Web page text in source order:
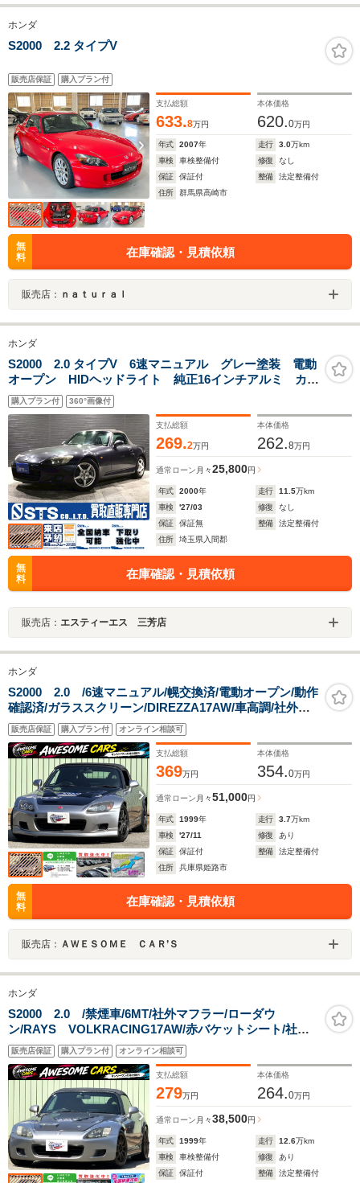
ホンダ
S2000 2.2 タイプV
販売店保証 購入プラン付
支払総額
633.8万円
本体価格
620.0万円
年式 2007年 走行 3.0万km
車検
車検整備付 修復
なし
保証
保証付 整備
法定整備付
住所
群馬県高崎市
無
料
在庫確認・見積依頼
販売店： ｎａｔｕｒａｌ
ホンダ
S2000 2.0 タイプV 6速マニュアル グレー塗装 電動
オープン HIDヘッドライト 純正16インチアルミ カロ
ッツェリアオーディオ ハーフレザーシート プッシュ
スタート リモコンキー ETC車載器 ユーザー様直接
仕入れ車両
購入プラン付 360°画像付
支払総額
269.2万円
本体価格
262.8万円
通常ローン 月々25,800円
年式 2000年 走行 11.5万km
車検
'27/03 修復
なし
保証
保証無 整備
法定整備付
住所
埼玉県入間郡
無
料
在庫確認・見積依頼
販売店： エスティーエス 三芳店
ホンダ
S2000 2.0 /6速マニュアル/幌交換済/電動オープン/動作
確認済/ガラススクリーン/DIREZZA17AW/車高調/社外マ
フラー/78WORKSヘッドライト&シーケンシャルLEDフ
ァイバーテール/社外ボンネット/黒革/CD/USB/Bluetooth
販売店保証 購入プラン付 オンライン相談可
支払総額
369万円
本体価格
354.0万円
通常ローン 月々51,000円
年式 1999年 走行 3.7万km
車検
'27/11 修復
あり
保証
保証付 整備
法定整備付
住所
兵庫県姫路市
無
料
在庫確認・見積依頼
販売店： ＡＷＥＳＯＭＥ ＣＡＲ’Ｓ
ホンダ
S2000 2.0 /禁煙車/6MT/社外マフラー/ローダウ
ン/RAYS VOLKRACING17AW/赤バケットシート/社外
ボンネット/24年製タイヤ/HID/カロッツェリアオーディ
オ/ETC/
販売店保証 購入プラン付 オンライン相談可
支払総額
279万円
本体価格
264.0万円
通常ローン 月々38,500円
年式 1999年 走行 12.6万km
車検
車検整備付 修復
あり
保証
保証付 整備
法定整備付